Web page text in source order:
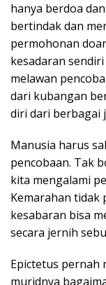
hanya berdoa
bertindak dan
permohonan
kesadaran
melawan
dari kubangan
diri dari berbagai
Manusia harus
pencobaan. Tak
kita mengalami
Kemarahan tidak
kesabaran bisa
secara jernih
Epictetus pernah
muridnya